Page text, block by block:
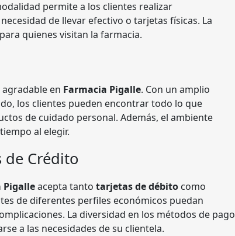
permite a los clientes realizar
de llevar efectivo o tarjetas físicas. La
quienes visitan la farmacia.
en Farmacia Pigalle. Con un amplio
los clientes pueden encontrar todo lo que
de cuidado personal. Además, el ambiente
al elegir.
de Crédito
Pigalleacepta tanto tarjetas de débito como
de diferentes perfiles económicos puedan
La diversidad en los métodos de pago
a las necesidades de su clientela.